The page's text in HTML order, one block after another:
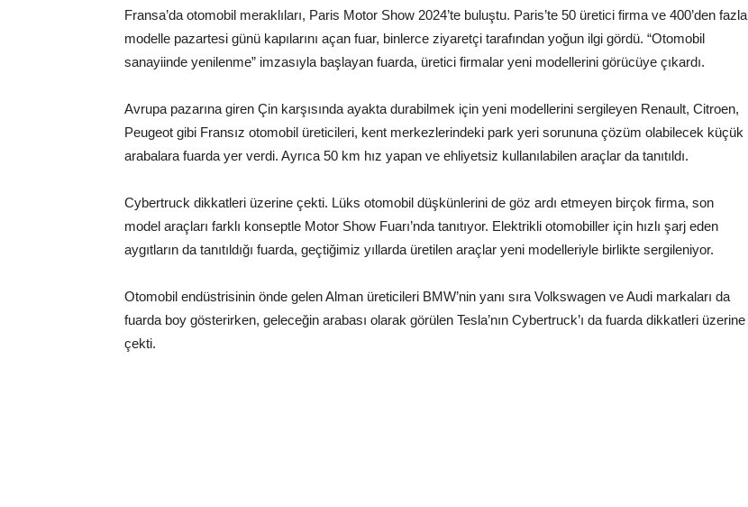
Fransa’da otomobil meraklıları, Paris Motor Show 2024’te buluştu. Paris’te 50 üretici firma ve 400’den fazla
modelle pazartesi günü kapılarını açan fuar, binlerce ziyaretçi tarafından yoğun ilgi gördü. “Otomobil
sanayiinde yenilenme” imzasıyla başlayan fuarda, üretici firmalar yeni modellerini görücüye çıkardı.
Avrupa pazarına giren Çin karşısında ayakta durabilmek için yeni modellerini sergileyen Renault, Citroen,
Peugeot gibi Fransız otomobil üreticileri, kent merkezlerindeki park yeri sorununa çözüm olabilecek küçük
arabalara fuarda yer verdi. Ayrıca 50 km hız yapan ve ehliyetsiz kullanılabilen araçlar da tanıtıldı.
Cybertruck dikkatleri üzerine çekti. Lüks otomobil düşkünlerini de göz ardı etmeyen birçok firma, son
model araçları farklı konseptle Motor Show Fuarı’nda tanıtıyor. Elektrikli otomobiller için hızlı şarj eden
aygıtların da tanıtıldığı fuarda, geçtiğimiz yıllarda üretilen araçlar yeni modelleriyle birlikte sergileniyor.
Otomobil endüstrisinin önde gelen Alman üreticileri BMW’nin yanı sıra Volkswagen ve Audi markaları da
fuarda boy gösterirken, geleceğin arabası olarak görülen Tesla’nın Cybertruck’ı da fuarda dikkatleri üzerine
çekti.